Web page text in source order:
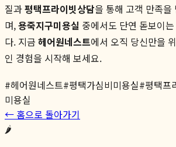
질과평택프라이빗상담을 통해 고객 만족
며,용죽지구미용실 중에서도 단연 돋보이
다. 지금 헤어원네스트에서 오직 당신만을
인 경험을 시작해 보세요.
#헤어원네스트#평택가심비미용실#평택프
미용실
← 홈으로 돌아가기
🌶️